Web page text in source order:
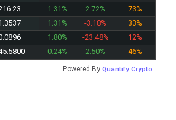
1.31% 2.72%
73%
1.31% -3.18%
33%
1.80% -23.48%
12%
0.24% 2.50% 46%
Powered By Quantify Crypto